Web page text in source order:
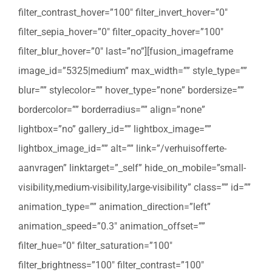
filter_contrast_hover=”100″ filter_invert_hover=”0″
filter_sepia_hover=”0″ filter_opacity_hover=”100″
filter_blur_hover=”0″ last=”no”][fusion_imageframe
image_id=”5325|medium” max_width=”” style_type=””
blur=”” stylecolor=”” hover_type=”none” bordersize=””
bordercolor=”” borderradius=”” align=”none”
lightbox=”no” gallery_id=”” lightbox_image=””
lightbox_image_id=”” alt=”” link=”/verhuisofferte-
aanvragen” linktarget=”_self” hide_on_mobile=”small-
visibility,medium-visibility,large-visibility” class=”” id=””
animation_type=”” animation_direction=”left”
animation_speed=”0.3″ animation_offset=””
filter_hue=”0″ filter_saturation=”100″
filter_brightness=”100″ filter_contrast=”100″